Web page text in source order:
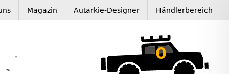
Magazin Autarkie-Designer Händlerbereich
0